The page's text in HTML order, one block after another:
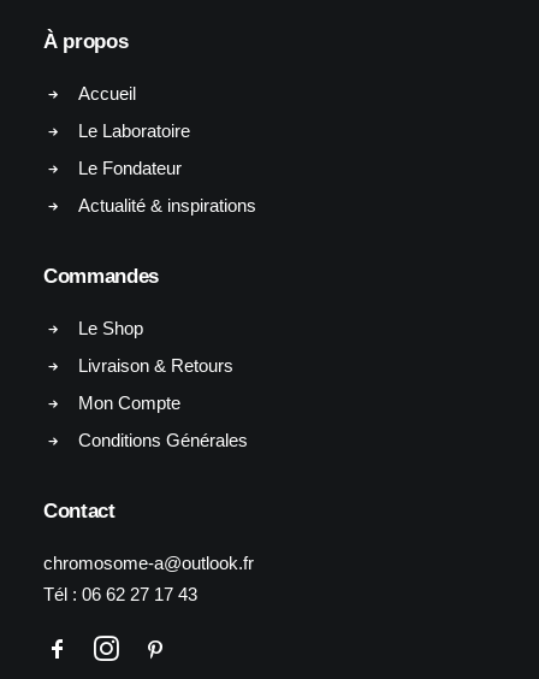
À propos
Accueil
Le Laboratoire
Le Fondateur
Actualité & inspirations
Commandes
Le Shop
Livraison & Retours
Mon Compte
Conditions Générales
Contact
chromosome-a@outlook.fr
Tél : 06 62 27 17 43